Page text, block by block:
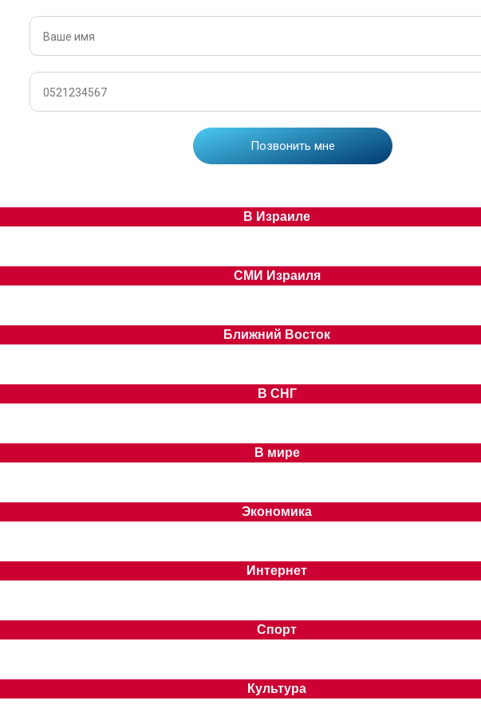
В Израиле
СМИ Израиля
Ближний Восток
В СНГ
В мире
Экономика
Интернет
Спорт
Культура